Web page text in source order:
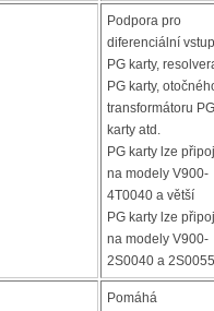
Podpora pro
diferenciální vstup
PG karty,
PG karty,
transformátoru PG
karty atd.
PG karty lze
na modely V900-
4T0040 a větší
PG karty lze
na modely V900-
2S0040 a 2S0055
Pomáhá